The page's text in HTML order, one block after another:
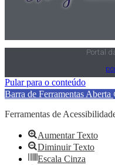
Portal
Pular para o conteúdo
Barra de Ferramentas Aberta
Ferramentas de
Aumentar Texto
Diminuir Texto
Escala Cinza